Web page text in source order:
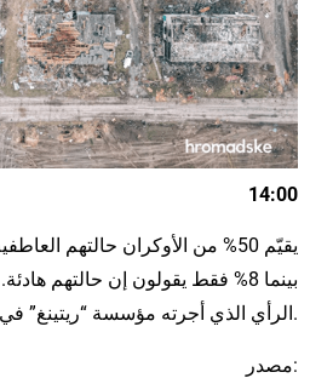
14:00
يقيّم 50% من الأوكران حالتهم
بينما 8% فقط يقولون إن حالتهم
الرأي الذي أجرته مؤسسة “ريتينغ” في 6 أبريل.
مصدر: